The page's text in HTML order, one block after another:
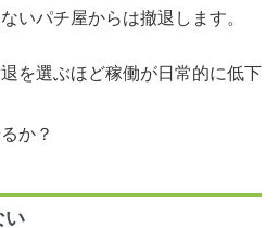
いパチ屋からは撤退します。
を選ぶほど稼働が日常的に低下
か？
い